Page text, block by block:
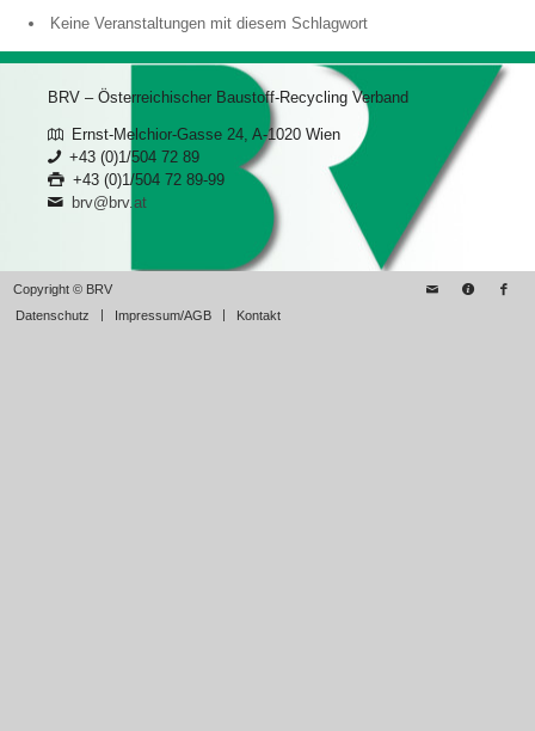
Keine Veranstaltungen mit diesem Schlagwort
BRV – Österreichischer Baustoff-Recycling Verband
Ernst-Melchior-Gasse 24, A-1020 Wien
+43 (0)1/504 72 89
+43 (0)1/504 72 89-99
brv@brv.at
Copyright © BRV
Datenschutz
Impressum/AGB Kontakt